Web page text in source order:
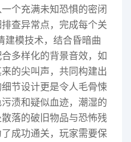
个充满未知恐惧的密闭
查异常点，完成每个关
建模技术，结合昏暗曲
多样化的背景音效，如
的尖叫声，共同构建出
节设计更是令人毛骨悚
渍和疑似血迹，潮湿的
落的破旧物品与恐怖残
成功通关，玩家需要保